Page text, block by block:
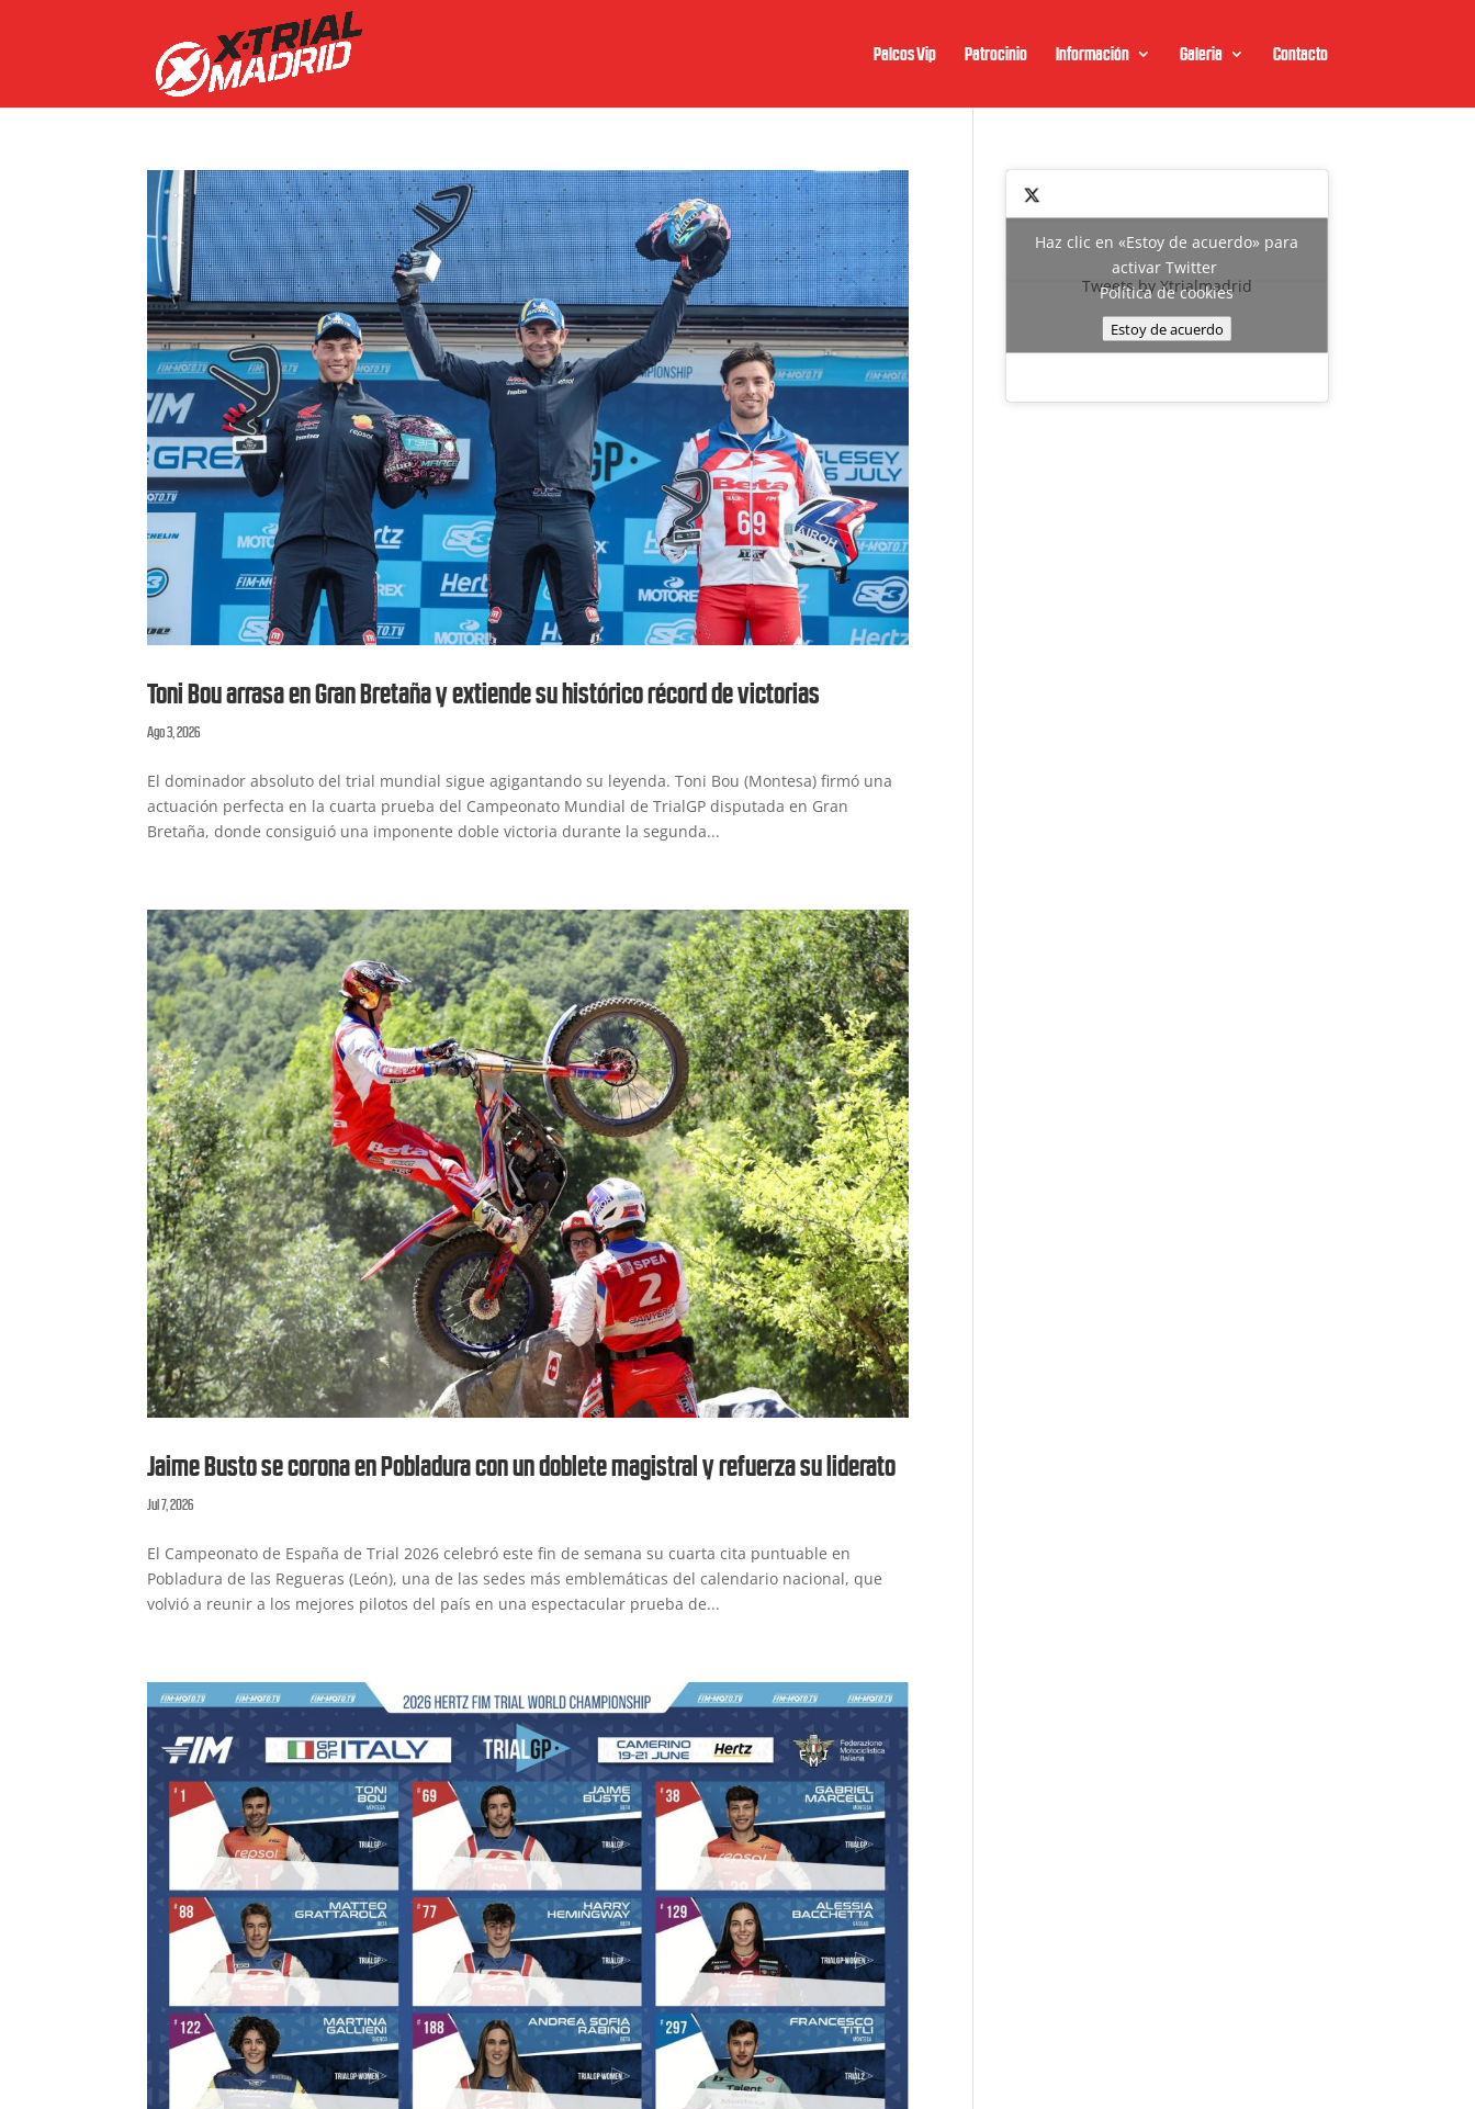
Palcos Vip Patrocinio Información Galeria Contacto
Toni Bou arrasa en Gran Bretaña y extiende su histórico récord de victorias
Ago 3, 2026
El dominador absoluto del trial mundial sigue agigantando su leyenda. Toni Bou (Montesa) firmó una
actuación perfecta en la cuarta prueba del Campeonato Mundial de TrialGP disputada en Gran
Bretaña, donde consiguió una imponente doble victoria durante la segunda...
Jaime Busto se corona en Pobladura con un doblete magistral y refuerza su liderato
Jul 7, 2026
El Campeonato de España de Trial 2026 celebró este fin de semana su cuarta cita puntuable en
Pobladura de las Regueras (León), una de las sedes más emblemáticas del calendario nacional, que
volvió a reunir a los mejores pilotos del país en una espectacular prueba de...
Tweets by Xtrialmadrid
Haz clic en «Estoy de acuerdo» para
activar Twitter
Política de cookies
Estoy de acuerdo